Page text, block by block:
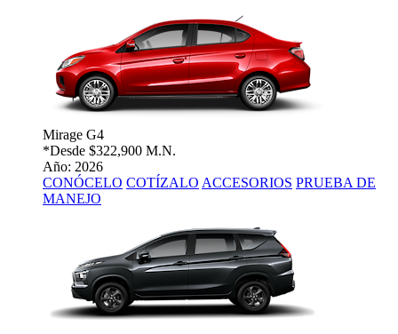
Mirage G4
*Desde $322,900 M.N.
Año: 2026
CONÓCELO COTÍZALO ACCESORIOS PRUEBA DE
MANEJO